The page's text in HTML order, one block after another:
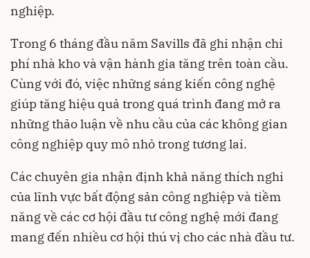
nghiệp.
Trong 6 tháng đầu năm Savills đã ghi nhận chi
phí nhà kho và vận hành gia tăng trên toàn cầu.
Cùng với đó, việc những sáng kiến công nghệ
giúp tăng hiệu quả trong quá trình đang mở ra
những thảo luận về nhu cầu của các không gian
công nghiệp quy mô nhỏ trong tương lai.
Các chuyên gia nhận định khả năng thích nghi
của lĩnh vực bất động sản công nghiệp và tiềm
năng về các cơ hội đầu tư công nghệ mới đang
mang đến nhiều cơ hội thú vị cho các nhà đầu tư.